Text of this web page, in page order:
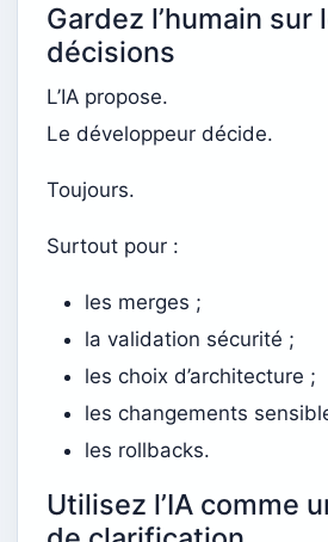
Gardez l’humain sur
décisions
L’IA propose.
Le développeur décide.
Toujours.
Surtout pour :
les merges ;
la validation sécurité ;
les choix d’architecture ;
les changements
les rollbacks.
Utilisez l’IA comme